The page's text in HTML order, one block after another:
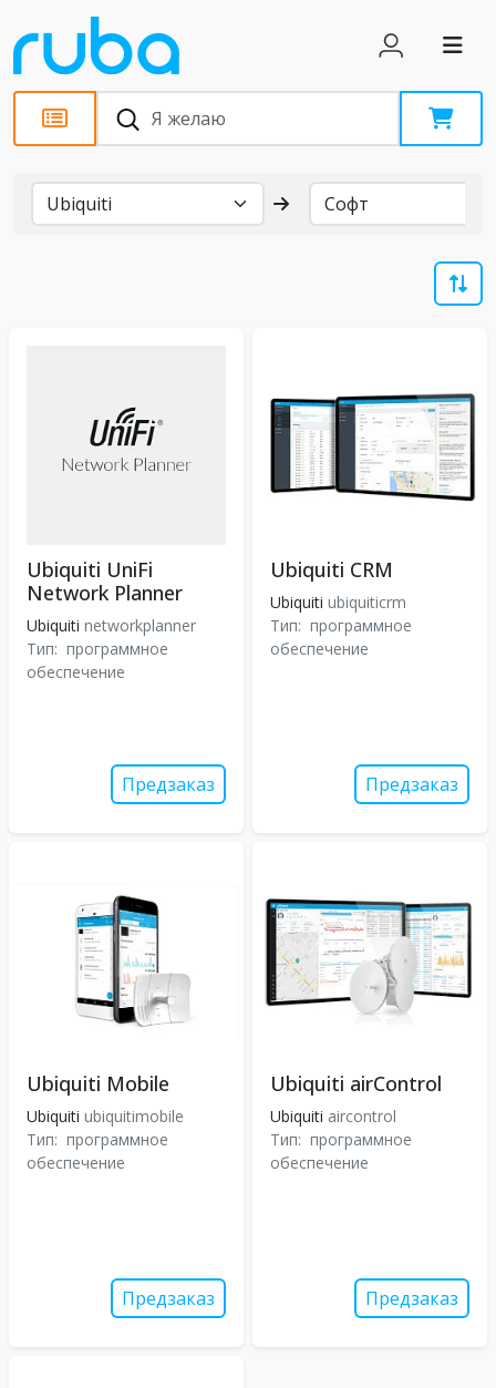
Бренды
Ubiquiti UniFi
Network Planner
Ubiquiti networkplanner
Тип: программное
обеспечение
Предзаказ
Ubiquiti CRM
Ubiquiti ubiquiticrm
Тип: программное
обеспечение
Предзаказ
Ubiquiti Mobile
Ubiquiti ubiquitimobile
Тип: программное
обеспечение
Предзаказ
Ubiquiti airControl
Ubiquiti aircontrol
Тип: программное
обеспечение
Предзаказ